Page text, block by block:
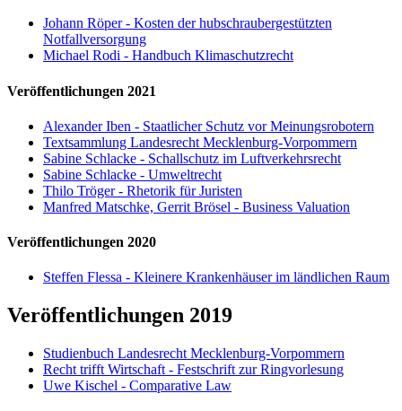
Johann Röper - Kosten der hubschraubergestützten
Notfallversorgung
Michael Rodi - Handbuch Klimaschutzrecht
Veröffentlichungen 2021
Alexander Iben - Staatlicher Schutz vor Meinungsrobotern
Textsammlung Landesrecht Mecklenburg-Vorpommern
Sabine Schlacke - Schallschutz im Luftverkehrsrecht
Sabine Schlacke - Umweltrecht
Thilo Tröger - Rhetorik für Juristen
Manfred Matschke, Gerrit Brösel - Business Valuation
Veröffentlichungen 2020
Steffen Flessa - Kleinere Krankenhäuser im ländlichen Raum
Veröffentlichungen 2019
Studienbuch Landesrecht Mecklenburg-Vorpommern
Recht trifft Wirtschaft - Festschrift zur Ringvorlesung
Uwe Kischel - Comparative Law